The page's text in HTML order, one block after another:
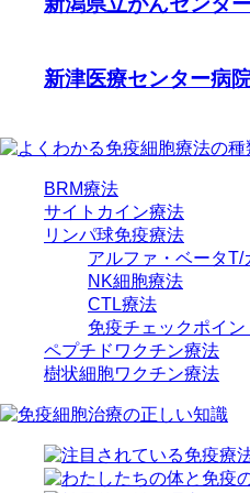
新津医療センター病
BRM療法
サイトカイン療法
リンパ球免疫療法
アルファ・ベータ
NK細胞療法
CTL療法
免疫チェックポイン
ペプチドワクチン療法
樹状細胞ワクチン療法